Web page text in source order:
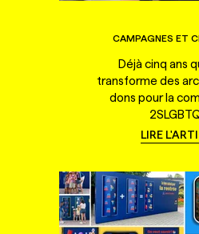
CAMPAGNES ET
Déjà cinq ans
transforme des
dons pour la
LIRE